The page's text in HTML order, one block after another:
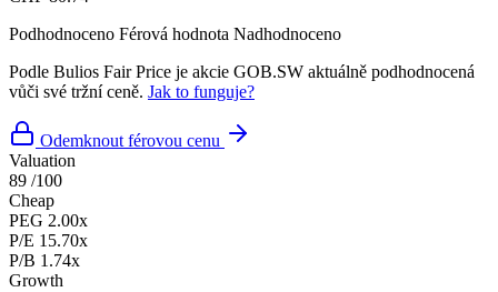
Podhodnoceno Férová hodnota Nadhodnoceno
Podle Bulios Fair Price je akcie GOB.SW aktuálně podhodnocená
vůči své tržní ceně. Jak to funguje?
Odemknout férovou cenu
Valuation
89 /100
Cheap
PEG 2.00x
P/E 15.70x
P/B 1.74x
Growth